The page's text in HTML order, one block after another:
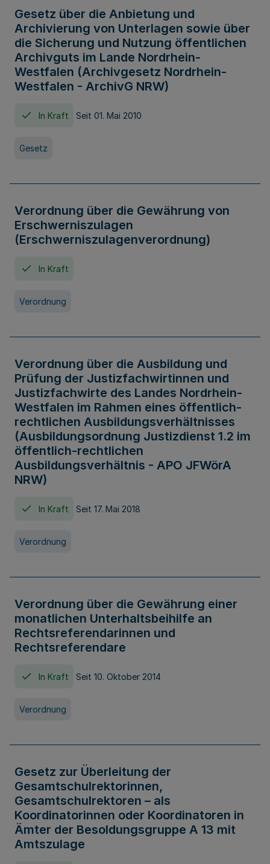
Gesetz über die Anbietung und
Archivierung von Unterlagen sowie über
die Sicherung und Nutzung öffentlichen
Archivguts im Lande Nordrhein-
Westfalen (Archivgesetz Nordrhein-
Westfalen - ArchivG NRW)
In Kraft Seit 01. Mai 2010
Gesetz
Verordnung über die Gewährung von
Erschwerniszulagen
(Erschwerniszulagenverordnung)
In Kraft
Verordnung
Verordnung über die Ausbildung und
Prüfung der Justizfachwirtinnen und
Justizfachwirte des Landes Nordrhein-
Westfalen im Rahmen eines öffentlich-
rechtlichen Ausbildungsverhältnisses
(Ausbildungsordnung Justizdienst 1.2 im
öffentlich-rechtlichen
Ausbildungsverhältnis - APO JFWörA
NRW)
In Kraft Seit 17. Mai 2018
Verordnung
Verordnung über die Gewährung einer
monatlichen Unterhaltsbeihilfe an
Rechtsreferendarinnen und
Rechtsreferendare
In Kraft Seit 10. Oktober 2014
Verordnung
Gesetz zur Überleitung der
Gesamtschulrektorinnen,
Gesamtschulrektoren – als
Koordinatorinnen oder Koordinatoren in
Ämter der Besoldungsgruppe A 13 mit
Amtszulage